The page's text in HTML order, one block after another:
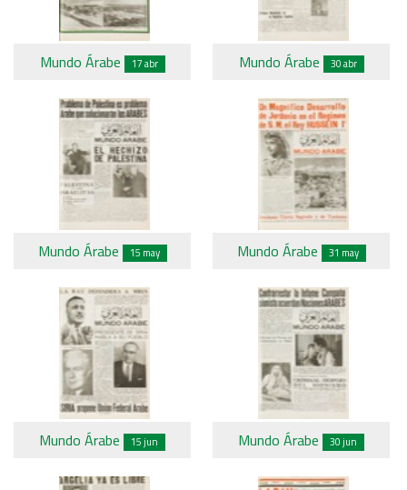
Mundo Árabe 17 abr Mundo Árabe 30 abr
Mundo Árabe 15 may Mundo Árabe 31 may
Mundo Árabe 15 jun Mundo Árabe 30 jun